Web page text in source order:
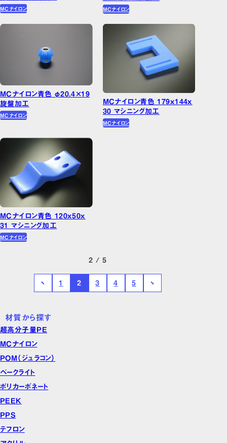
MCナイロン MCナイロン
MCナイロン青色 φ20.4×19
旋盤加工
MCナイロン
MCナイロン青色 179ｘ144ｘ
30 マシニング加工
MCナイロン
MCナイロン青色 120ｘ50ｘ
31 マシニング加工
MCナイロン
2 / 5
1 2 3 4 5
材質から探す
超高分子量PE
MCナイロン
POM（ジュラコン）
ベークライト
ポリカーボネート
PEEK
PPS
テフロン